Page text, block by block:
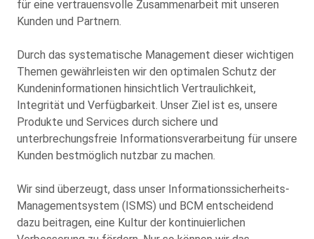
für eine vertrauensvolle Zusammenarbeit mit unseren
Kunden und Partnern.
Durch das systematische Management dieser wichtigen
Themen gewährleisten wir den optimalen Schutz der
Kundeninformationen hinsichtlich Vertraulichkeit,
Integrität und Verfügbarkeit. Unser Ziel ist es, unsere
Produkte und Services durch sichere und
unterbrechungsfreie Informationsverarbeitung für unsere
Kunden bestmöglich nutzbar zu machen.
Wir sind überzeugt, dass unser Informationssicherheits-
Managementsystem (ISMS) und BCM entscheidend
dazu beitragen, eine Kultur der kontinuierlichen